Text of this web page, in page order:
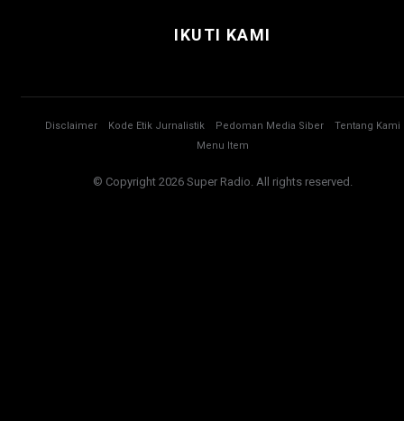
IKUTI KAMI
Disclaimer Kode Etik Jurnalistik Pedoman Media Siber
Tentang Kami
Menu Item
© Copyright 2026 Super Radio. All rights reserved.